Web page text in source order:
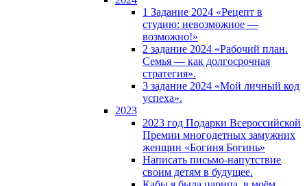
1 Задание 2024 «Рецепт в
студию: невозможное —
возможно!»
2 задание 2024 «Рабочий план.
Семья — как долгосрочная
стратегия».
3 задание 2024 «Мой личный код
успеха».
2023
2023 год Подарки Всероссийской
Премии многодетных замужних
женщин «Богиня Богинь»
Написать письмо-напутствие
своим детям в будущее.